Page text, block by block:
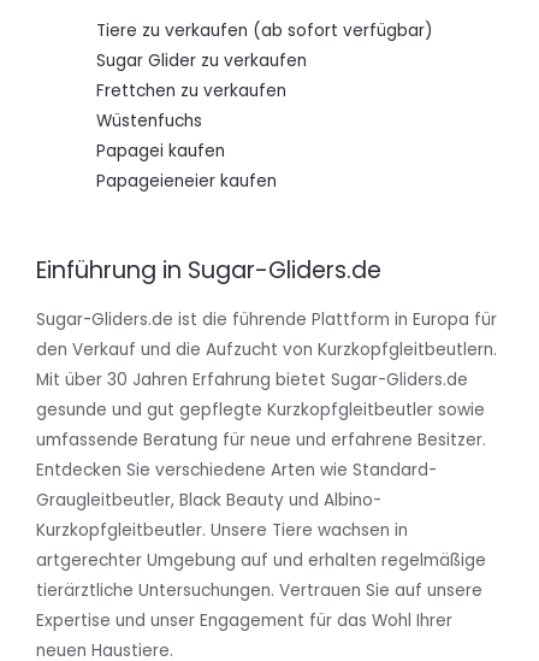
Tiere zu verkaufen (ab sofort verfügbar)
Sugar Glider zu verkaufen
Frettchen zu verkaufen
Wüstenfuchs
Papagei kaufen
Papageieneier kaufen
Einführung in Sugar-Gliders.de
Sugar-Gliders.de ist die führende Plattform in Europa für
den Verkauf und die Aufzucht von Kurzkopfgleitbeutlern.
Mit über 30 Jahren Erfahrung bietet Sugar-Gliders.de
gesunde und gut gepflegte Kurzkopfgleitbeutler sowie
umfassende Beratung für neue und erfahrene Besitzer.
Entdecken Sie verschiedene Arten wie Standard-
Graugleitbeutler, Black Beauty und Albino-
Kurzkopfgleitbeutler. Unsere Tiere wachsen in
artgerechter Umgebung auf und erhalten regelmäßige
tierärztliche Untersuchungen. Vertrauen Sie auf unsere
Expertise und unser Engagement für das Wohl Ihrer
neuen Haustiere.